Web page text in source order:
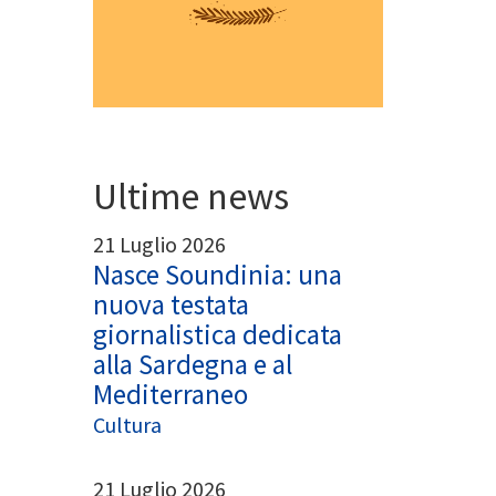
Ultime news
21 Luglio 2026
Nasce Soundinia: una
nuova testata
giornalistica dedicata
alla Sardegna e al
Mediterraneo
Cultura
21 Luglio 2026